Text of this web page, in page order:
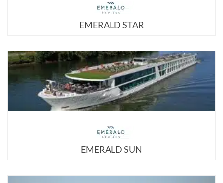
EMERALD STAR
EMERALD SUN